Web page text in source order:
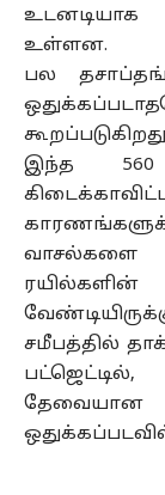
உடனடியாக
உள்ளன.
பல
இந்த
வாசல்களை
சமீபத்தில்